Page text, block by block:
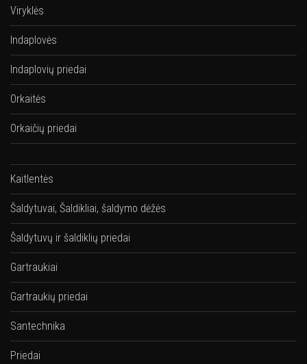
Viryklės
Indaplovės
Indaplovių priedai
Orkaitės
Orkaičių priedai
Kaitlentės
Šaldytuvai, Šaldikliai, šaldymo dėžės
Šaldytuvų ir šaldiklių priedai
Gartraukiai
Gartraukių priedai
Santechnika
Priedai